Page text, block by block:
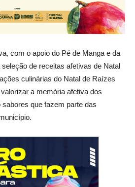
com o apoio do Pé de Manga e da
de receitas afetivas de Natal
culinárias do Natal de Raízes
a memória afetiva dos
que fazem parte das